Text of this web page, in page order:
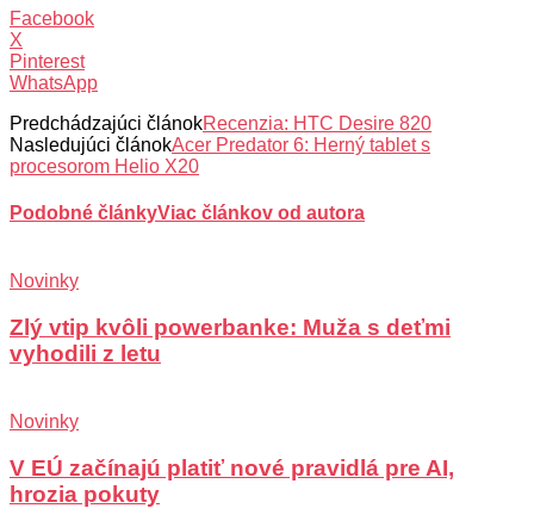
Facebook
X
Pinterest
WhatsApp
Predchádzajúci článokRecenzia: HTC Desire 820
Nasledujúci článokAcer Predator 6: Herný tablet s
procesorom Helio X20
Podobné článkyViac článkov od autora
Novinky
Zlý vtip kvôli powerbanke: Muža s deťmi
vyhodili z letu
Novinky
V EÚ začínajú platiť nové pravidlá pre AI,
hrozia pokuty